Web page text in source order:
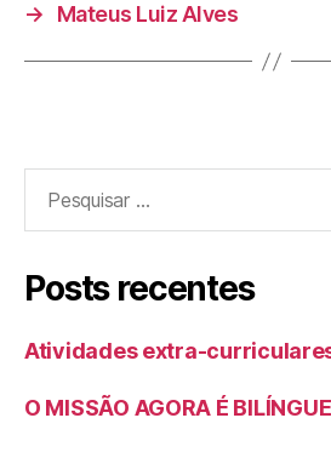
→
Mateus Luiz Alves
Posts recentes
Atividades extra-
O MISSÃO AGORA É